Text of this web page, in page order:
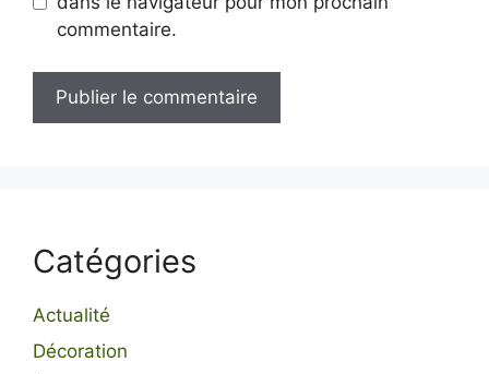
commentaire.
Catégories
Actualité
Décoration